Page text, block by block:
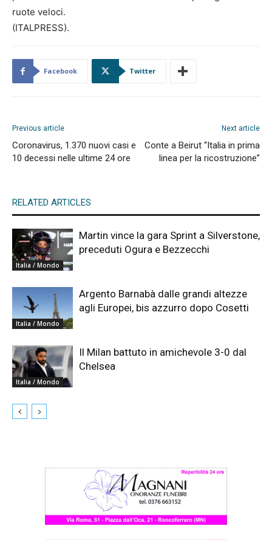
ruote veloci.
(ITALPRESS).
Facebook Twitter
Previous article
Coronavirus, 1.370 nuovi casi e
10 decessi nelle ultime 24 ore
Next article
Conte a Beirut “Italia in prima
linea per la ricostruzione”
RELATED ARTICLES
Italia / Mondo
Martin vince la gara Sprint a Silverstone,
preceduti Ogura e Bezzecchi
Italia / Mondo
Argento Barnabà dalle grandi altezze
agli Europei, bis azzurro dopo Cosetti
Italia / Mondo
Il Milan battuto in amichevole 3-0 dal
Chelsea